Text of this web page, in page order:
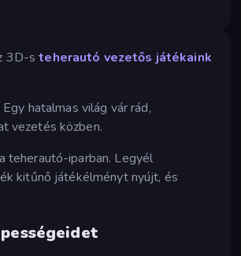
3D-steherautó vezetős játékaink
hatalmas világ vár rád,
vezetés közben.
teherautó-iparban. Legyél
kitűnő játékélményt nyújt, és